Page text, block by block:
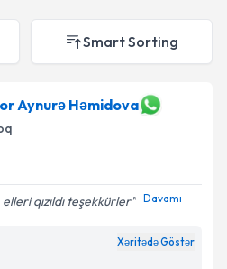
Smart Sorting
Aynurə Həmidova
qızıldı teşekkürler Davamı
Xəritədə Göstər